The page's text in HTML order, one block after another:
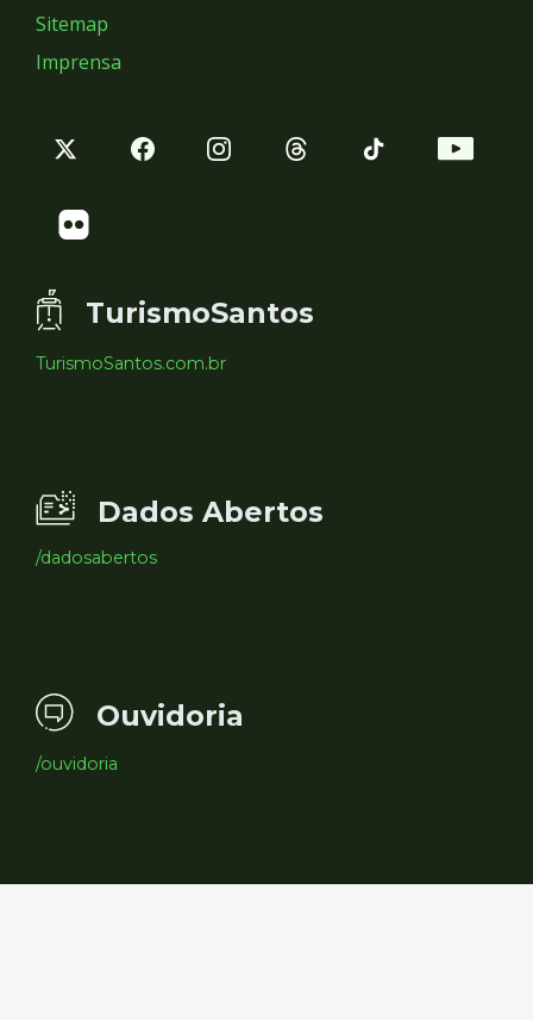
Sitemap
Imprensa
TurismoSantos
TurismoSantos.com.br
Dados Abertos
/dadosabertos
Ouvidoria
/ouvidoria